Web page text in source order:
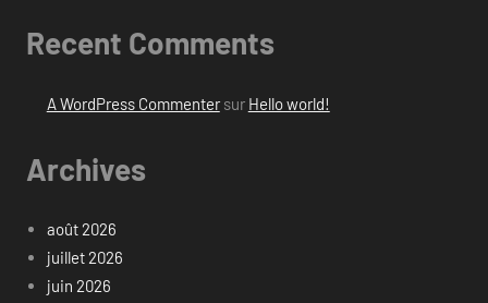
Recent Comments
A WordPress Commentersur Hello world!
Archives
août 2026
juillet 2026
juin 2026